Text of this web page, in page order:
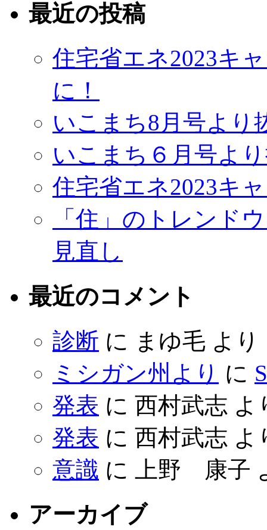
最近の投稿
住宅省エネ2023キ
に！
いこまち8月号よ
いこまち６月号よ
住宅省エネ2023キ
「住」のトレンド
見直し
最近のコメント
診断 に まゆ毛 より
ミシガン州より に
発表 に 西村武志 よ
発表 に 西村武志 よ
意識 に 上野 康子
アーカイブ